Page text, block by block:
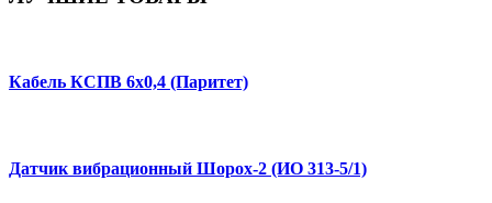
Кабель КСПВ 6х0,4 (Паритет)
Датчик вибрационный Шорох-2 (ИО 313-5/1)